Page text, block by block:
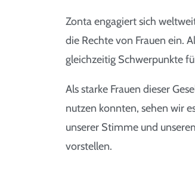
Zonta engagiert sich
die Rechte von Frauen ein.
gleichzeitig Schwerpunkte
Als starke Frauen dieser
nutzen konnten, sehen wir
unserer Stimme und
vorstellen.